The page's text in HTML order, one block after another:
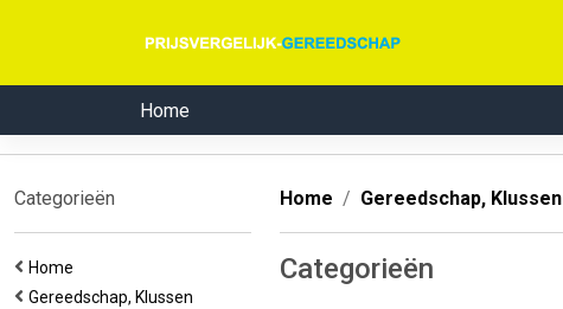
Home
Categorieën
Home
Gereedschap, Klussen
Home Gereedschap, Klussen
Categorieën